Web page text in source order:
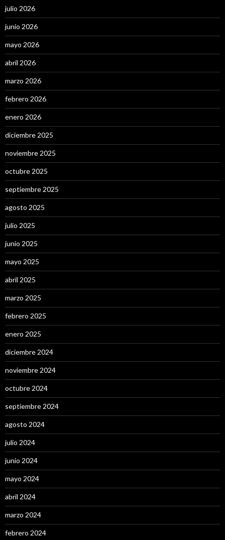
julio 2026
junio 2026
mayo 2026
abril 2026
marzo 2026
febrero 2026
enero 2026
diciembre 2025
noviembre 2025
octubre 2025
septiembre 2025
agosto 2025
julio 2025
junio 2025
mayo 2025
abril 2025
marzo 2025
febrero 2025
enero 2025
diciembre 2024
noviembre 2024
octubre 2024
septiembre 2024
agosto 2024
julio 2024
junio 2024
mayo 2024
abril 2024
marzo 2024
febrero 2024